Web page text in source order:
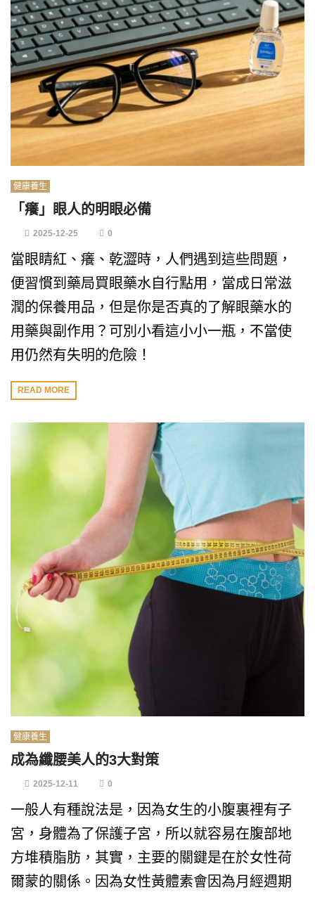
健康養生
「癢」眼人的明眼必備
2025-12-25 0
當眼睛紅、癢、乾澀時，人們遇到這些問題，
便習慣到藥局買眼藥水自行點用，當成日常滋
潤的保養用品，但是你是否真的了解眼藥水的
用藥與副作用？可別小看這小小一瓶，不當使
用仍然有失明的危險！
READ MORE
健康養生
成為纖腰美人的3大對策
2025-12-11 0
一般人有種說法是，因為女生的小腹裏裡有子
宮，身體為了保護子宮，所以就容易在腹部地
方堆積脂肪，其實，主要的關鍵是在於女性荷
爾蒙的關係。因為女性黃體素會因為月經週期